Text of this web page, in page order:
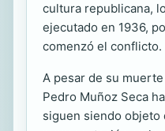
cultura republicana,
ejecutado en 1936,
comenzó el conflicto.
A pesar de su
Pedro Muñoz Seca
siguen siendo objeto